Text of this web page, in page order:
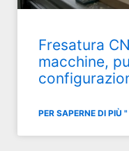
Fresatura
macchine,
PER SAPERNE DI PIÙ "